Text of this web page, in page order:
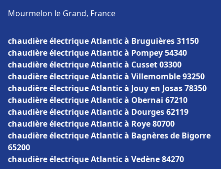
Mourmelon le Grand, France
chaudière électrique Atlantic à Bruguières 31150
chaudière électrique Atlantic à Pompey 54340
chaudière électrique Atlantic à Cusset 03300
chaudière électrique Atlantic à Villemomble 93250
chaudière électrique Atlantic à Jouy en Josas 78350
chaudière électrique Atlantic à Obernai 67210
chaudière électrique Atlantic à Dourges 62119
chaudière électrique Atlantic à Roye 80700
chaudière électrique Atlantic à Bagnères de Bigorre
65200
chaudière électrique Atlantic à Vedène 84270